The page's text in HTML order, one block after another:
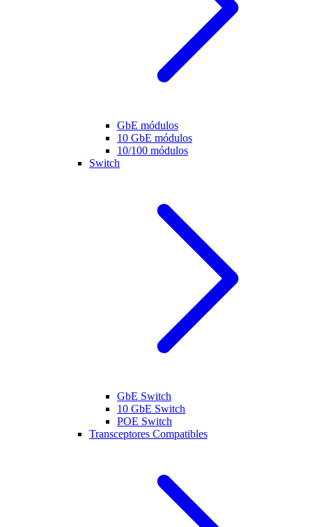
GbE módulos
10 GbE módulos
10/100 módulos
Switch
GbE Switch
10 GbE Switch
POE Switch
Transceptores Compatibles